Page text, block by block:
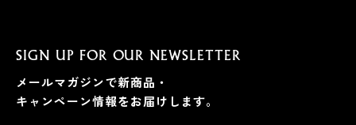
SIGN UP FOR OUR NEWSLETTER
メールマガジンで新商品・
キャンペーン情報をお届けします。